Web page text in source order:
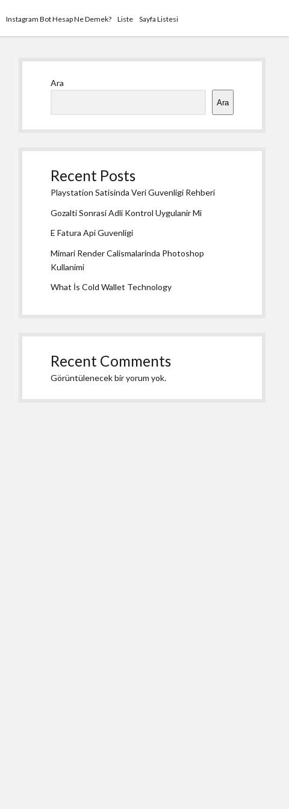
Instagram Bot Hesap Ne Demek? Liste Sayfa Listesi
Ara
Ara
Recent Posts
Playstation Satisinda Veri Guvenligi Rehberi
Gozalti Sonrasi Adli Kontrol Uygulanir Mi
E Fatura Api Guvenligi
Mimari Render Calismalarinda Photoshop
Kullanimi
What İs Cold Wallet Technology
Recent Comments
Görüntülenecek bir yorum yok.